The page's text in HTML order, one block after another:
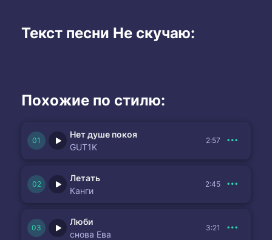
Текст песни Не скучаю:
Похожие по стилю:
Нет душе покоя
GUT1K
2:57
Летать
Канги
2:45
Люби
снова Ева
3:21